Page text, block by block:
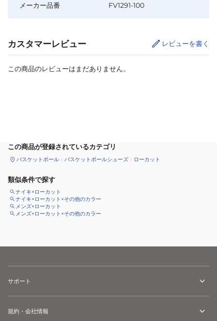
メーカー品番
FV1291-100
カスタマーレビュー レビューを書く
この商品のレビューはまだありません。
この商品が登録されているカテゴリ
バスケットボール バスケットボールシューズ ローカット
類似条件で探す
ナイキ×ローカット
ナイキ×ローカット×その他のカラー
メンズ×ローカット
メンズ×ローカット×その他のカラー
サポート
規約・会社情報